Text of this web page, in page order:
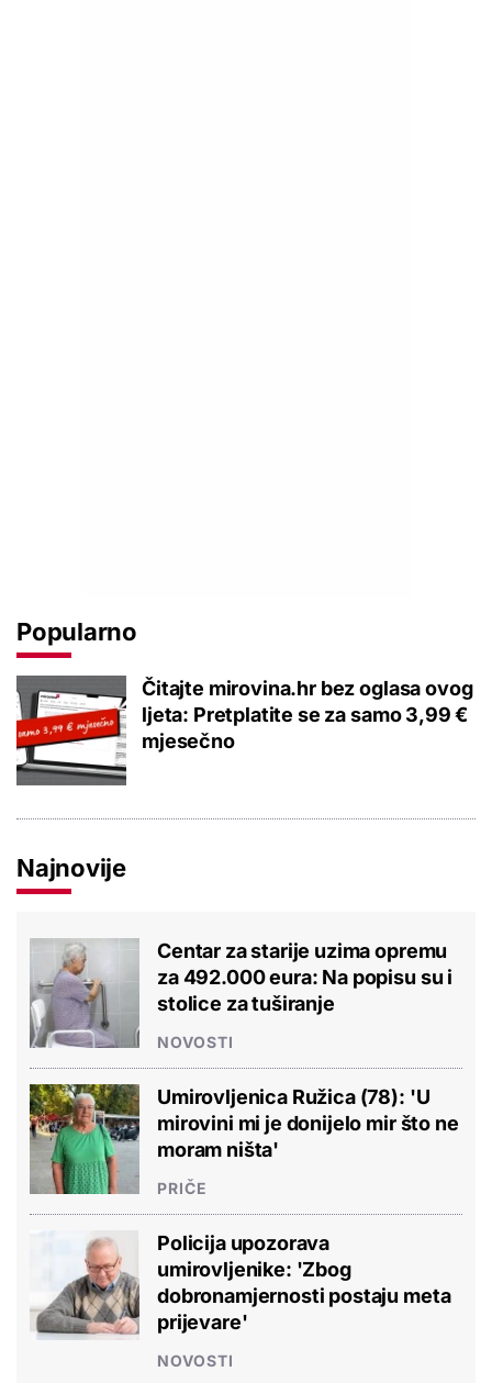
Popularno
Čitajte mirovina.hr bez oglasa ovog
ljeta: Pretplatite se za samo 3,99 €
mjesečno
Najnovije
Centar za starije uzima opremu
za 492.000 eura: Na popisu su i
stolice za tuširanje
NOVOSTI
Umirovljenica Ružica (78): 'U
mirovini mi je donijelo mir što ne
moram ništa'
PRIČE
Policija upozorava
umirovljenike: 'Zbog
dobronamjernosti postaju meta
prijevare'
NOVOSTI